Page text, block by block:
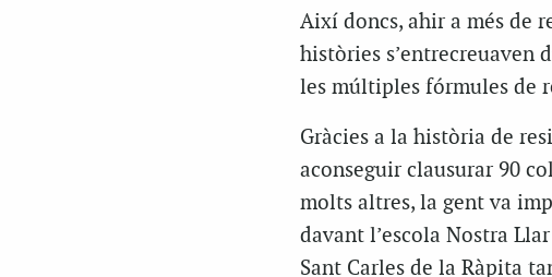
Així doncs, ahir a més de
històries
les múltiples fórmules de
Gràcies a la història de
aconseguir clausurar 90
molts altres, la gent va
davant l’escola Nostra
Sant Carles de la Ràpita